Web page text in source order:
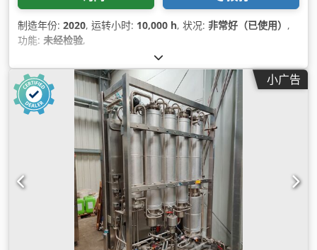
制造年份: 2020, 运转小时: 10,000 h, 状况: 非常好（已使用） ,
功能: 未经检验,
小广告